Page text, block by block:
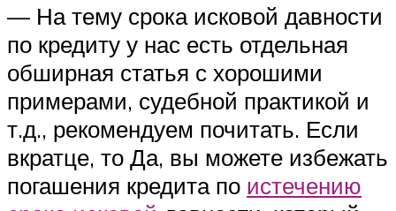
— На тему срока исковой давности
по кредиту у нас есть отдельная
обширная статья с хорошими
примерами, судебной практикой и
т.д., рекомендуем почитать. Если
вкратце, то Да, вы можете избежать
погашения кредита по истечению